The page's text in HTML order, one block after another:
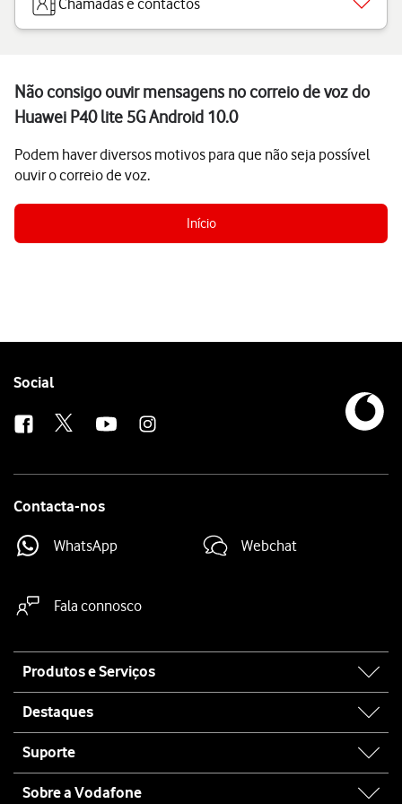
Chamadas e contactos
Não consigo ouvir mensagens no correio de voz do
Huawei P40 lite 5G Android 10.0
Podem haver diversos motivos para que não seja possível
ouvir o correio de voz.
Início
Follow
Social
Contacta-nos
WhatsApp Webchat
Fala connosco
map
Produtos e Serviços
Destaques
Suporte
Sobre a Vodafone